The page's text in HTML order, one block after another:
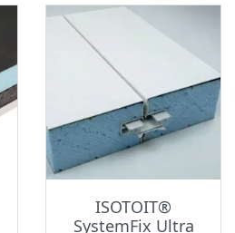
ISOTOIT®
SystemFix Ultra